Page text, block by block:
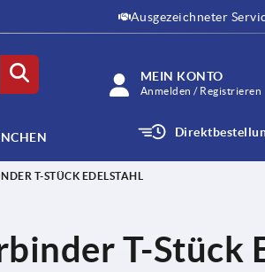
Ausgezeichneter
MEIN KONTO
Anmelden / Registrieren
T-STÜCK EDELSTAHL
T-Stück